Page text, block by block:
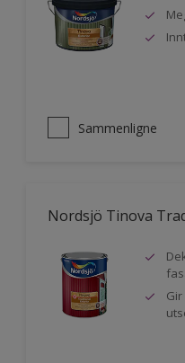
Sammenligne
Nordsjö Tinova